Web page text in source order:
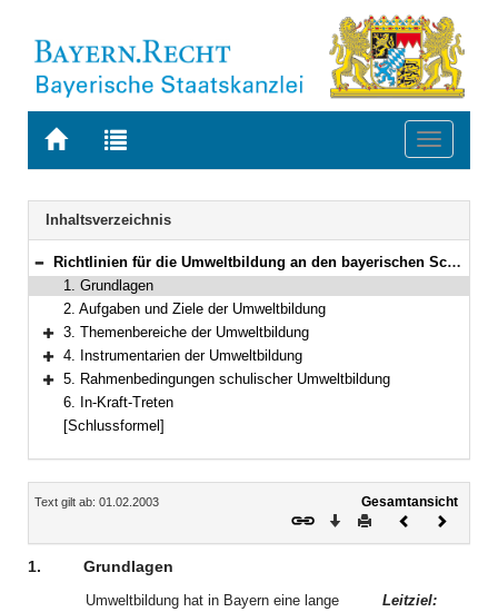
Zur
BAYERN.RECHT
Zur
letzten
Suche
Toggle
Navigation
Inhaltsverzeichnis
Bereich reduzieren
Richtlinien für die Umweltbildung an den bayerischen Schulen
1. Grundlagen
2. Aufgaben und Ziele der Umweltbildung
Bereich erweitern
3. Themenbereiche der Umweltbildung
Bereich erweitern
4. Instrumentarien der Umweltbildung
Bereich erweitern
5. Rahmenbedingungen schulischer Umweltbildung
6. In-Kraft-Treten
[Schlussformel]
Inhalt
Text gilt ab: 01.02.2003
Gesamtansicht
Download
DruckenVorheriges
1. Grundlagen
Umweltbildung hat in Bayern eine lange
Leitziel: